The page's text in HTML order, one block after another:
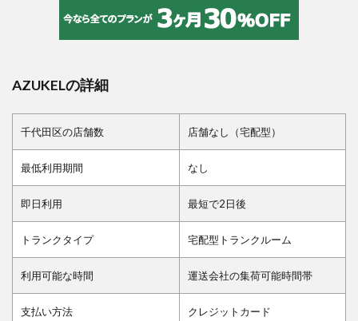
AZUKELの詳細
千代田区の店舗数 店舗なし（宅配型）
最低利用期間 なし
即日利用 最短で2日後
トランクタイプ 宅配型トランクルーム
利用可能な時間 運送会社の集荷可能時間帯
支払い方法 クレジットカード